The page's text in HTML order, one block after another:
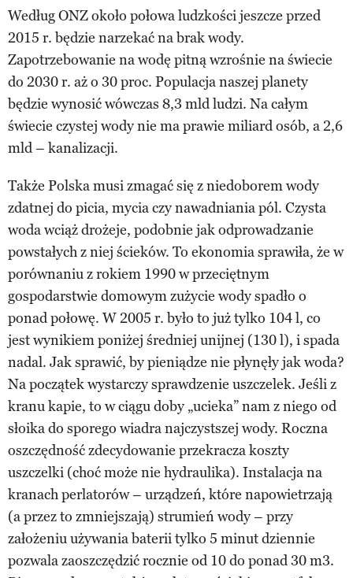
Według ONZ około połowa ludzkości jeszcze przed
2015 r. będzie narzekać na brak wody.
Zapotrzebowanie na wodę pitną wzrośnie na świecie
do 2030 r. aż o 30 proc. Populacja naszej planety
będzie wynosić wówczas 8,3 mld ludzi. Na całym
świecie czystej wody nie ma prawie miliard osób, a 2,6
mld – kanalizacji.
Także Polska musi zmagać się z niedoborem wody
zdatnej do picia, mycia czy nawadniania pól. Czysta
woda wciąż drożeje, podobnie jak odprowadzanie
powstałych z niej ścieków. To ekonomia sprawiła, że w
porównaniu z rokiem 1990 w przeciętnym
gospodarstwie domowym zużycie wody spadło o
ponad połowę. W 2005 r. było to już tylko 104 l, co
jest wynikiem poniżej średniej unijnej (130 l), i spada
nadal. Jak sprawić, by pieniądze nie płynęły jak woda?
Na początek wystarczy sprawdzenie uszczelek. Jeśli z
kranu kapie, to w ciągu doby „ucieka” nam z niego od
słoika do sporego wiadra najczystszej wody. Roczna
oszczędność zdecydowanie przekracza koszty
uszczelki (choć może nie hydraulika). Instalacja na
kranach perlatorów – urządzeń, które napowietrzają
(a przez to zmniejszają) strumień wody – przy
założeniu używania baterii tylko 5 minut dziennie
pozwala zaoszczędzić rocznie od 10 do ponad 30 m3.